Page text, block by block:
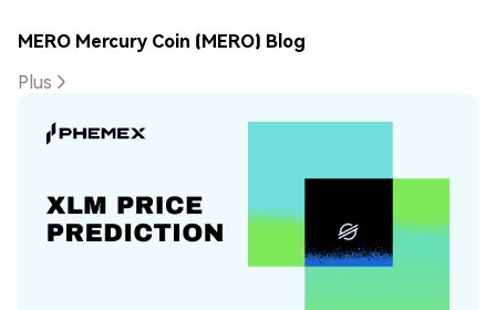
MERO Mercury Coin (MERO) Blog
Plus